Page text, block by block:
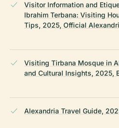
Visitor Information and
Ibrahim Terbana: Visiting
Tips, 2025, Official
Visiting Tirbana Mosque in
and Cultural Insights, 2025,
Alexandria Travel Guide,